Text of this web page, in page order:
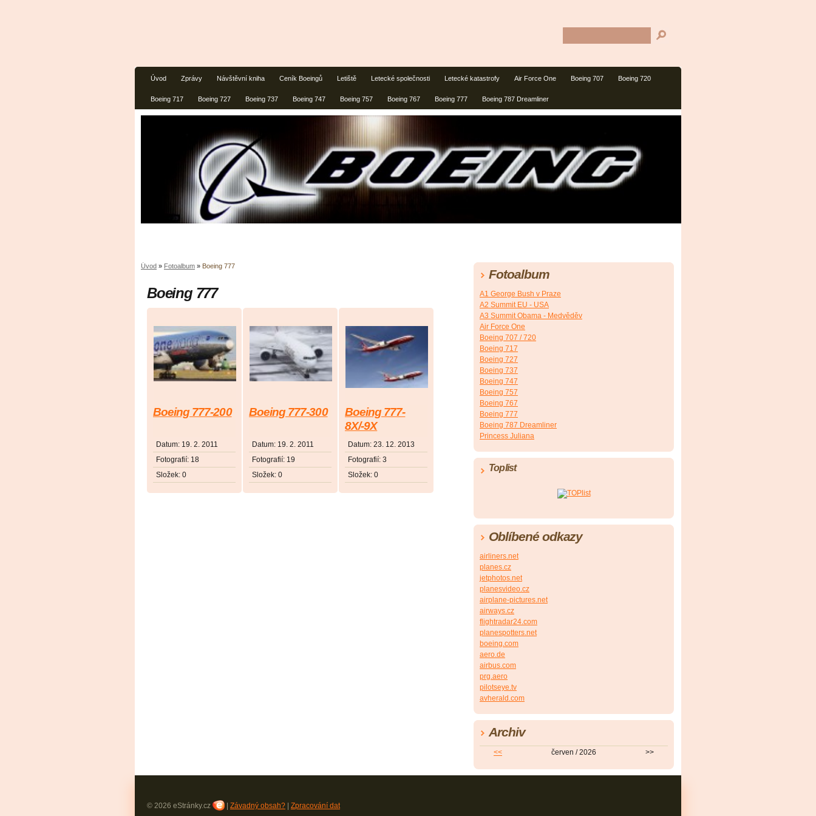
Úvod Zprávy Návštěvní kniha Ceník Boeingů Letiště Letecké společnosti Letecké katastrofy Air Force One Boeing 707 Boeing 720
Boeing 717 Boeing 727 Boeing 737 Boeing 747 Boeing 757 Boeing 767 Boeing 777 Boeing 787 Dreamliner
Úvod » Fotoalbum » Boeing 777
Boeing 777
Boeing 777-200
Datum: 19. 2. 2011
Fotografií: 18
Složek: 0
Boeing 777-300
Datum: 19. 2. 2011
Fotografií: 19
Složek: 0
Boeing 777-
8X/-9X
Datum: 23. 12. 2013
Fotografií: 3
Složek: 0
Fotoalbum
A1 George Bush v Praze
A2 Summit EU - USA
A3 Summit Obama - Medvěděv
Air Force One
Boeing 707 / 720
Boeing 717
Boeing 727
Boeing 737
Boeing 747
Boeing 757
Boeing 767
Boeing 777
Boeing 787 Dreamliner
Princess Juliana
Toplist
Oblíbené odkazy
airliners.net
planes.cz
jetphotos.net
planesvideo.cz
airplane-pictures.net
airways.cz
flightradar24.com
planespotters.net
boeing.com
aero.de
airbus.com
prg.aero
pilotseye.tv
avherald.com
Archiv
<< červen / 2026 >>
© 2026 eStránky.cz Závadný obsah? Zpracování dat